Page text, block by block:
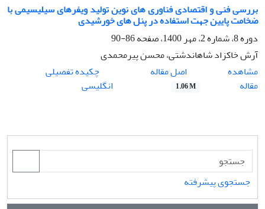
بررسی فنی و اقتصادی فناوری های نوین تولید ویفرهای سیلیسیمی با
ضخامت پایین جهت استفاده در پنل های خورشیدی
دوره 8، شماره 2، مهر 1400، صفحه
86-90
آرش خاکزاد شاهاندشتی، محسن پیرمحمدی
مشاهده
مقاله
اصل مقاله
1.06 M
چکیده تفصیلی
انگلیسی
جستجوی پیشرفته